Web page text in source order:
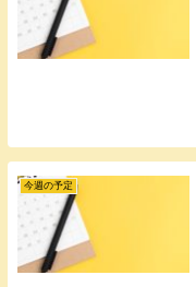
今週の予定